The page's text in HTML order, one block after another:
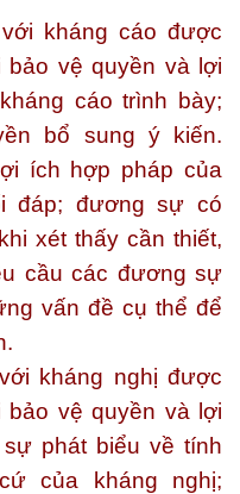
kháng cáo được
vệ quyền và lợi
cáo trình bày;
bổ sung ý kiến.
ích hợp pháp của
đáp; đương sự có
xét thấy cần thiết,
cầu các đương sự
vấn đề cụ thể để
kháng nghị được
vệ quyền và lợi
phát biểu về tính
của kháng nghị;